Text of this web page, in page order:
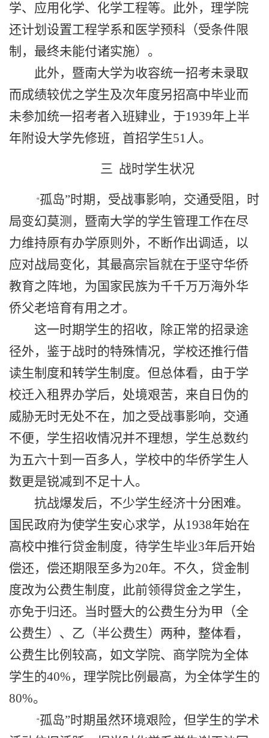
学、应用化学、化学工程等。此外，理学院
还计划设置工程学系和医学预科（受条件限
制，最终未能付诸实施）。
此外，暨南大学为收容统一招考未录取
而成绩较优之学生及次年度另招高中毕业而
未参加统一招考者入班肄业，于1939年上半
年附设大学先修班，首招学生51人。
三 战时学生状况
“孤岛”时期，受战事影响，交通受阻，时
局变幻莫测，暨南大学的学生管理工作在尽
力维持原有办学原则外，不断作出调适，以
应对战局变化，其最高宗旨就在于坚守华侨
教育之阵地，为国家民族为千千万万海外华
侨父老培育有用之才。
这一时期学生的招收，除正常的招录途
径外，鉴于战时的特殊情况，学校还推行借
读生制度和转学生制度。但总体看，由于学
校迁入租界办学后，处境艰苦，来自日伪的
威胁无时无处不在，加之受战事影响，交通
不便，学生招收情况并不理想，学生总数约
为五六十到一百多人，学校中的华侨学生人
数更是锐减到不足十人。
抗战爆发后，不少学生经济十分困难。
国民政府为使学生安心求学，从1938年始在
高校中推行贷金制度，待学生毕业3年后开始
偿还，偿还期限至多为20年。不久，贷金制
度改为公费生制度，此前领得贷金之学生，
亦免于归还。当时暨大的公费生分为甲（全
公费生）、乙（半公费生）两种，整体看，
公费生比例较高，如文学院、商学院为全体
学生的40%，理学院比例最高，为全体学生的
80%。
“孤岛”时期虽然环境艰险，但学生的学术